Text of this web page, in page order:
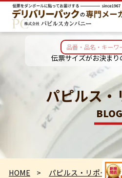
伝票サイズがお決まり
パピルス・
BLOG
HOME
パピルス・リポート